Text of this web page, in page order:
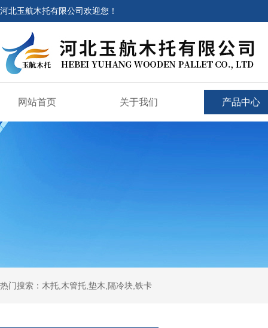
河北玉航木托有限公司欢迎您！
网站首页 关于我们 产品中心
热门搜索：木托,木管托,垫木,隔冷块,铁卡